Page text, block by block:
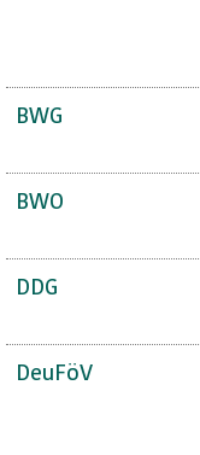
BWG
BWO
DDG
DeuFöV